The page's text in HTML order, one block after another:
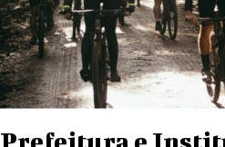
Prefeitura e